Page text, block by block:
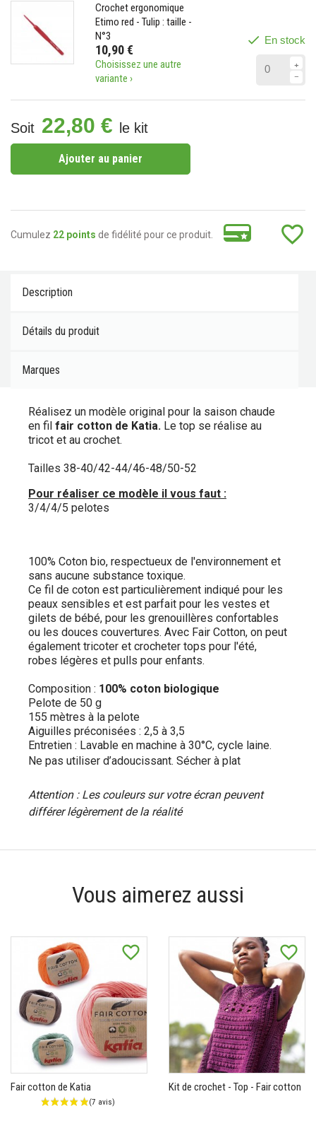
Crochet ergonomique
Etimo red - Tulip : taille -
N°3
10,90 €
Choisissez une autre
variante ›
En stock
Soit 22,80 € le kit
Ajouter au panier
favorite_border
Cumulez 22 points de fidélité pour ce produit.
Description
Détails du produit
Marques
Réalisez un modèle original pour la saison chaude
en fil fair cotton de Katia. Le top se réalise au
tricot et au crochet.
Tailles 38-40/42-44/46-48/50-52
Pour réaliser ce modèle il vous faut :
3/4/4/5 pelotes
100% Coton bio, respectueux de l'environnement et
sans aucune substance toxique.
Ce fil de coton est particulièrement indiqué pour les
peaux sensibles et est parfait pour les vestes et
gilets de bébé, pour les grenouillères confortables
ou les douces couvertures. Avec Fair Cotton, on peut
également tricoter et crocheter tops pour l'été,
robes légères et pulls pour enfants.
Composition : 100% coton biologique
Pelote de 50 g
155 mètres à la pelote
Aiguilles préconisées : 2,5 à 3,5
Entretien : Lavable en machine à 30°C, cycle laine.
Ne pas utiliser d’adoucissant. Sécher à plat
Attention : Les couleurs sur votre écran peuvent
différer légèrement de la réalité
Vous aimerez aussi
favorite_border
Fair cotton de Katia
favorite_border
Kit de crochet - Top - Fair cotton